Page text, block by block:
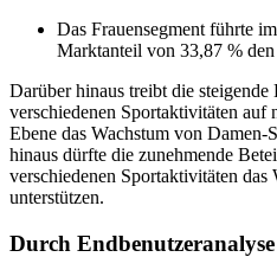
Das Frauensegment führte
Marktanteil von 33,87 %
Darüber hinaus treibt die
verschiedenen Sportaktivitäten auf
Ebene das Wachstum von Damen-
hinaus dürfte die zunehmende
verschiedenen Sportaktivitäten das
unterstützen.
Durch Endbenutzeranalyse